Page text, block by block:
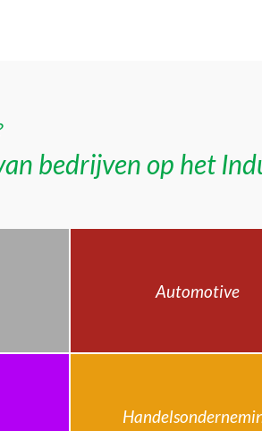
bedrijven op het
Automotive